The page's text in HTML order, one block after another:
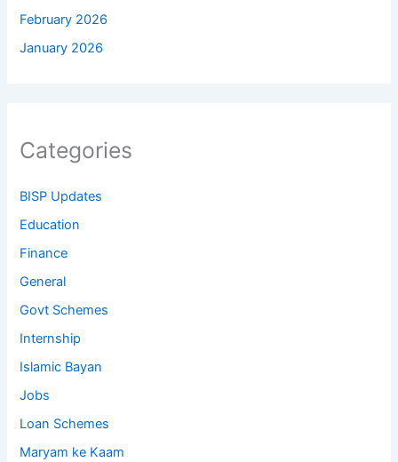
February 2026
January 2026
Categories
BISP Updates
Education
Finance
General
Govt Schemes
Internship
Islamic Bayan
Jobs
Loan Schemes
Maryam ke Kaam